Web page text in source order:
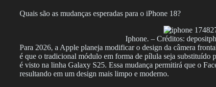
Quais são as mudanças esperadas para o iPhone 18?
Iphone. – Créditos:
Para 2026, a Apple planeja modificar o design da câmera
é que o tradicional módulo em forma de pílula seja substituído
é visto na linha Galaxy S25. Essa mudança permitirá que o
resultando em um design mais limpo e moderno.